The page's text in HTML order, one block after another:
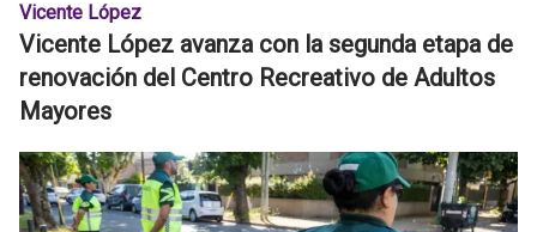
Vicente López
Vicente López avanza con la segunda etapa de
renovación del Centro Recreativo de Adultos
Mayores